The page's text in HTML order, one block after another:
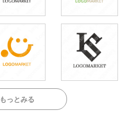
もっとみる